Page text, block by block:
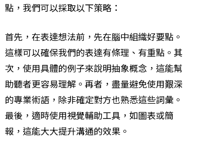
點，我們可以採取以下策略：
首先，在表達想法前，先在腦中組織好要點。
這樣可以確保我們的表達有條理、有重點。其
次，使用具體的例子來說明抽象概念，這能幫
助聽者更容易理解。再者，盡量避免使用艱深
的專業術語，除非確定對方也熟悉這些詞彙。
最後，適時使用視覺輔助工具，如圖表或簡
報，這能大大提升溝通的效果。